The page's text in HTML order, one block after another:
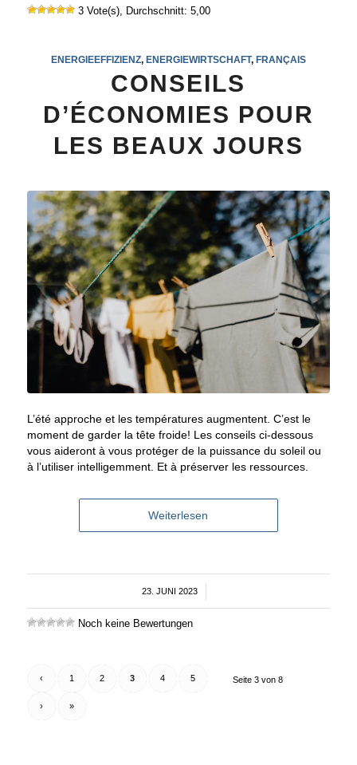
3 Vote(s), Durchschnitt: 5,00
ENERGIEEFFIZIENZ, ENERGIEWIRTSCHAFT, FRANÇAIS
CONSEILS
D’ÉCONOMIES POUR
LES BEAUX JOURS
L’été approche et les températures augmentent. C’est le
moment de garder la tête froide! Les conseils ci-dessous
vous aideront à vous protéger de la puissance du soleil ou
à l’utiliser intelligemment. Et à préserver les ressources.
Weiterlesen
23. JUNI 2023
/
Noch keine Bewertungen
Seite 3 von 8
‹ 1 2 3 4 5
› »